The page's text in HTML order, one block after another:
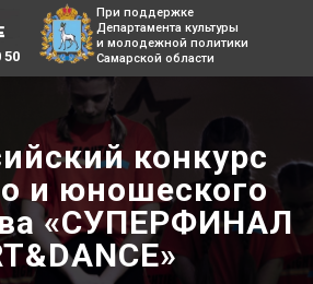
50
При поддержке
Департамента культуры
и молодежной политики
Самарской области
конкурс
и юношеского
«СУПЕРФИНАЛ